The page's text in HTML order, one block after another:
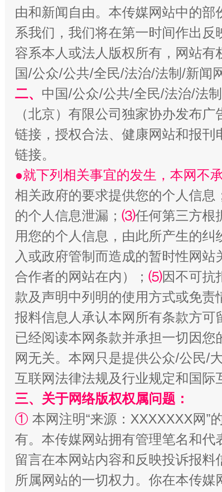
习近平的博鳌关键词
魏明亮
“刷贴”乱象丛生
生
揭批美国五大"原罪" "炒
解纷+调解+退费，一次搞定
由和新闻自由。本传媒网站中的
系我们，我们将在第一时间作出
容系本人或法人版权所有，网站
国/公众/公共/全民/法治/法制/新闻
二、 中国/公众/公共/全民/法治/法
（北京）有限公司独家协办发布
链接，授权合法、健康网站和报
链接。
●就下列相关事宜的发生，本网不
相关政府的要求提供您的个人信息
的个人信息泄漏； ⑶任何第三方根
用您的个人信息，由此所产生的纠
入或政府管制而造成的暂时性网
合作者的网站在内）； ⑸因不可抗
款及声明中列明的使用方式或免责
报料信息人承认本网所有条款方
已经阅读本网条款并承担一切因
网无关。本网只是提供公众/公民/
互联网法律法规及行业规定和国
三、关于网络版权权属问题：
① 本网注明“来源：XXXXXXX网”
有。本传媒网站拥有管理笔名和
留言在本网站内容和反映投诉报
所属网站的一切权力。你在本传